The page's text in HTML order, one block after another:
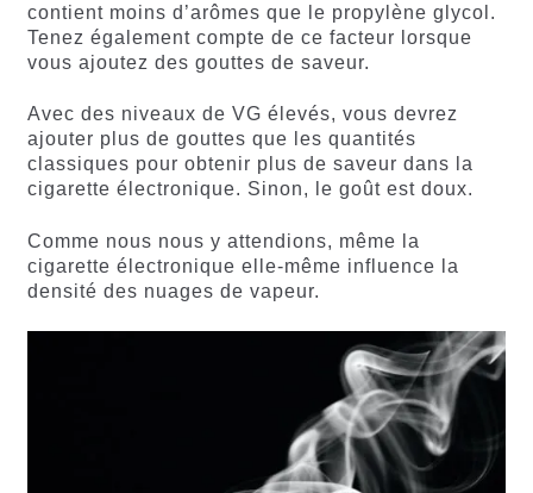
contient moins d’arômes que le propylène glycol.
Tenez également compte de ce facteur lorsque
vous ajoutez des gouttes de saveur.
Avec des niveaux de VG élevés, vous devrez
ajouter plus de gouttes que les quantités
classiques pour obtenir plus de saveur dans la
cigarette électronique. Sinon, le goût est doux.
Comme nous nous y attendions, même la
cigarette électronique elle-même influence la
densité des nuages de vapeur.